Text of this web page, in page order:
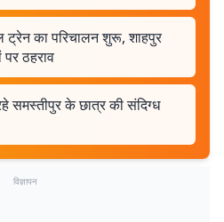
ट्रेन का परिचालन शुरू, शाहपुर
ठहराव
समस्तीपुर के छात्र की संदिग्ध
विज्ञापन